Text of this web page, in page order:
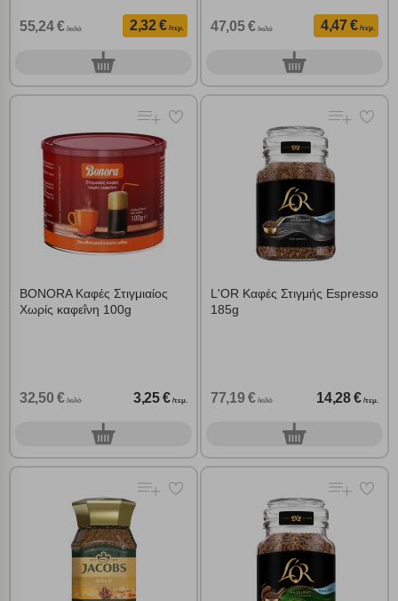
55,24 € /κιλό 2,32 € /τεμ.
0τεμ.
47,05 € /κιλό 4,47 € /τεμ.
0τεμ.
BONORA Καφές Στιγμιαίος
Χωρίς καφεΐνη 100g
32,50 € /κιλό 3,25 € /τεμ.
0τεμ.
L'OR Καφές Στιγμής Espresso
185g
77,19 € /κιλό 14,28 € /τεμ.
0τεμ.